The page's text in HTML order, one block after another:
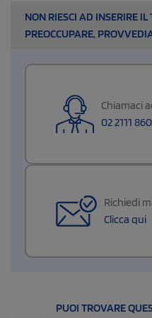
NON RIESCI AD INSERIRE
PREOCCUPARE,
Chiamaci
02 2111
Richiedi
Clicca qui
PUOI TROVARE